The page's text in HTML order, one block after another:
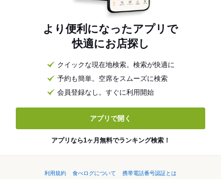
より便利になったアプリで
快適にお店探し
クイックな現在地検索。検索が快適に
予約も簡単。空席をスムーズに検索
会員登録なし。すぐに利用開始
アプリで開く
アプリなら1ヶ月無料でランキング検索！
利用規約 食べログについて
携帯電話番号認証とは